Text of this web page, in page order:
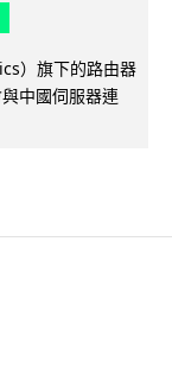
）旗下的路由器
中國伺服器連